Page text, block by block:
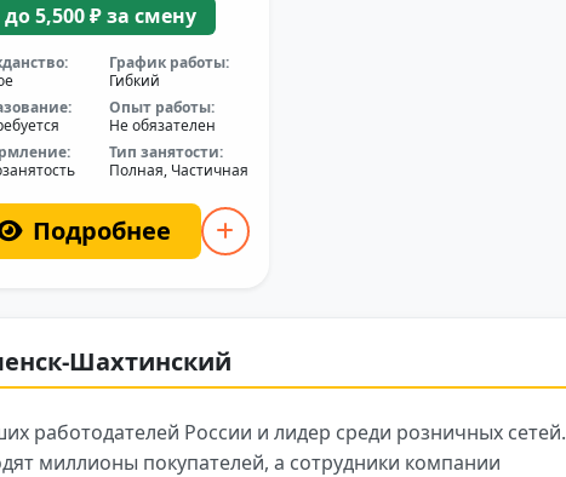
до 5,500 ₽ за смену
График работы:
Гибкий
Опыт работы:
Не обязателен
Тип занятости:
Полная, Частичная
Подробнее
Шахтинский
работодателей России и лидер среди розничных сетей.
миллионы покупателей, а сотрудники компании